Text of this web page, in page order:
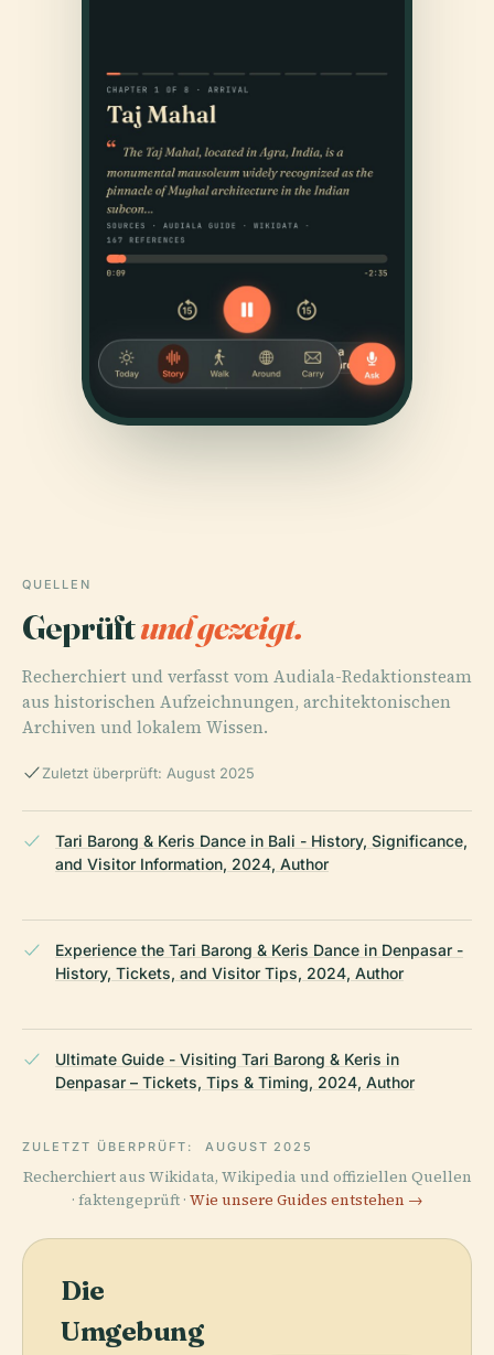
QUELLEN
Geprüftund gezeigt.
Recherchiert und verfasst vom Audiala-Redaktionsteam
aus historischen Aufzeichnungen, architektonischen
Archiven und lokalem Wissen.
Zuletzt überprüft: August 2025
Tari Barong & Keris Dance in Bali - History, Significance,
and Visitor Information, 2024, Author
Experience the Tari Barong & Keris Dance in Denpasar -
History, Tickets, and Visitor Tips, 2024, Author
Ultimate Guide - Visiting Tari Barong & Keris in
Denpasar – Tickets, Tips & Timing, 2024, Author
ZULETZT ÜBERPRÜFT: AUGUST 2025
Recherchiert aus Wikidata, Wikipedia und offiziellen Quellen
· faktengeprüft · Wie unsere Guides entstehen →
Die
Umgebung